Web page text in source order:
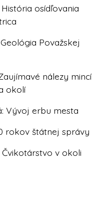
História osídľovania
Považskej
nálezy mincí
okolí
Vývoj erbu mesta
rokov štátnej správy
Čvikotárstvo v okoli